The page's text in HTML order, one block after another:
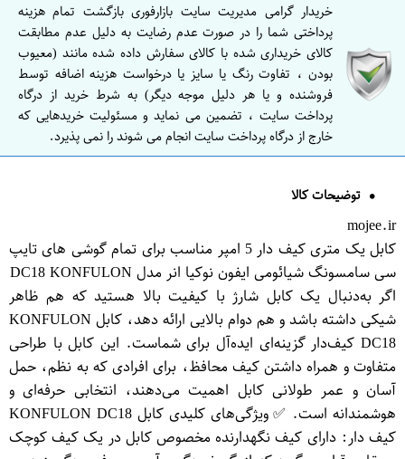
خریدار گرامی مدیریت سایت بازارفوری بازگشت تمام هزینه
پرداختی شما را در صورت عدم رضایت به دلیل عدم مطابقت
کالای خریداری شده با کالای سفارش داده شده مانند (معیوب
بودن ، تفاوت رنگ یا سایز یا درخواست هزینه اضافه توسط
فروشنده و یا هر دلیل موجه دیگر) به شرط خرید از درگاه
پرداخت سایت ، تضمین می نماید و مسئولیت خریدهایی که
خارج از درگاه پرداخت سایت انجام می شوند را نمی پذیرد.
توضیحات کالا
mojee.ir
کابل یک متری کیف دار 5 امپر مناسب برای تمام گوشی های تایپ
سی سامسونگ شیائومی ایفون نوکیا انر مدل DC18 KONFULON
اگر به‌دنبال یک کابل شارژ با کیفیت بالا هستید که هم ظاهر
شیکی داشته باشد و هم دوام بالایی ارائه دهد، کابل KONFULON
DC18 کیف‌دار گزینه‌ای ایده‌آل برای شماست. این کابل با طراحی
متفاوت و همراه داشتن کیف محافظ، برای افرادی که به نظم، حمل
آسان و عمر طولانی کابل اهمیت می‌دهند، انتخابی حرفه‌ای و
هوشمندانه است. ✅ ویژگی‌های کلیدی کابل KONFULON DC18
کیف دار: دارای کیف نگهدارنده مخصوص کابل در یک کیف کوچک